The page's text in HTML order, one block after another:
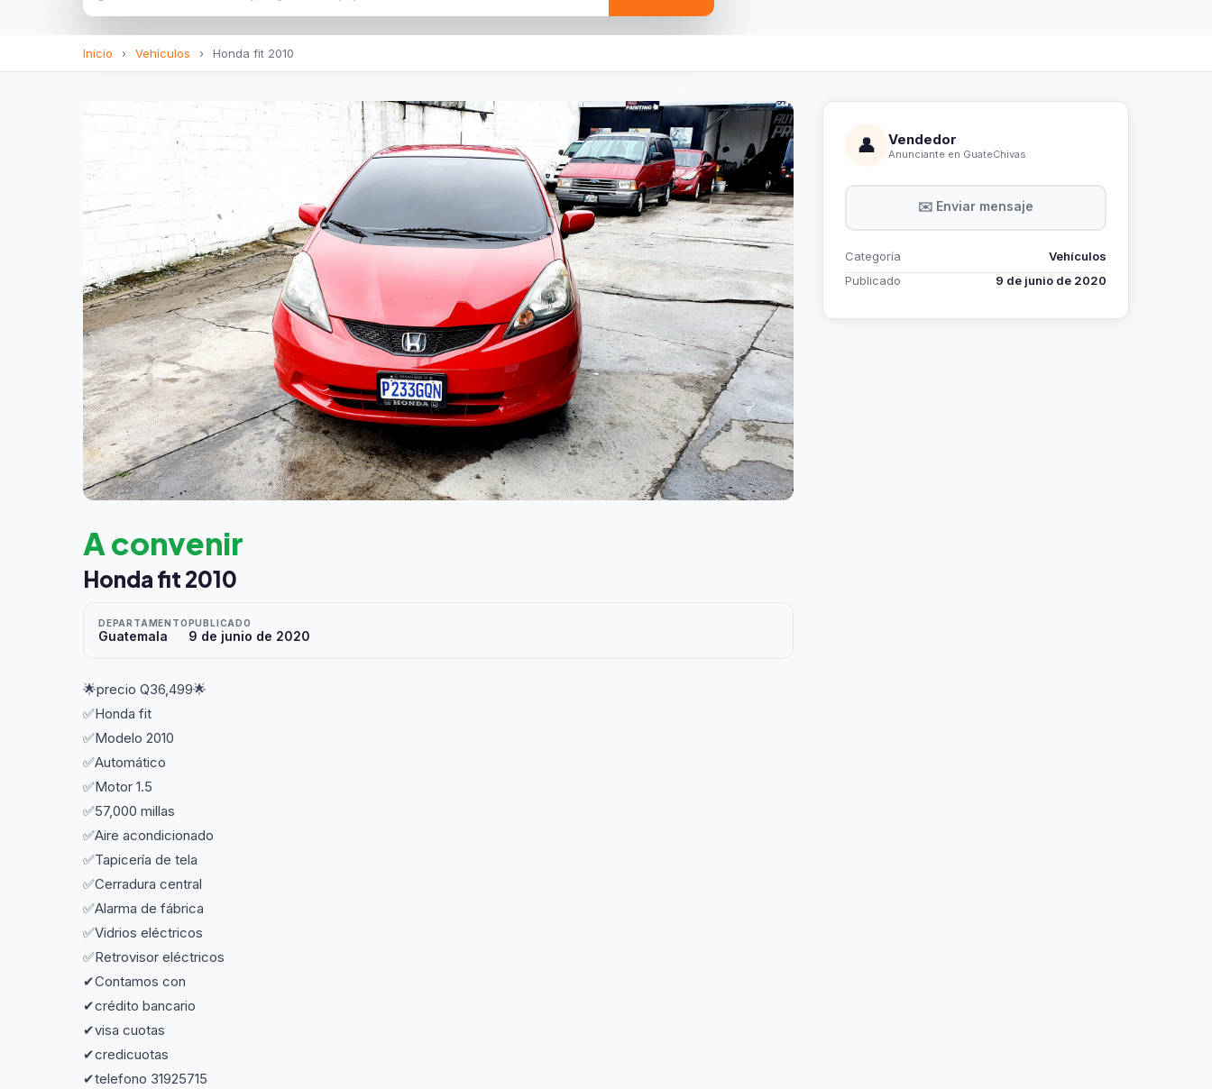
Inicio › Vehículos › Honda fit 2010
A convenir
Honda fit 2010
DEPARTAMENTO
Guatemala
PUBLICADO
9 de junio de 2020
🌟precio Q36,499🌟
✅Honda fit
✅Modelo 2010
✅Automático
✅Motor 1.5
✅57,000 millas
✅Aire acondicionado
✅Tapicería de tela
✅Cerradura central
✅Alarma de fábrica
✅Vidrios eléctricos
✅Retrovisor eléctricos
✔Contamos con
✔crédito bancario
✔visa cuotas
✔credicuotas
✔telefono 31925715
👤 Vendedor
Anunciante en GuateChivas
✉️ Enviar mensaje
Categoría
Vehículos
Publicado
9 de junio de 2020